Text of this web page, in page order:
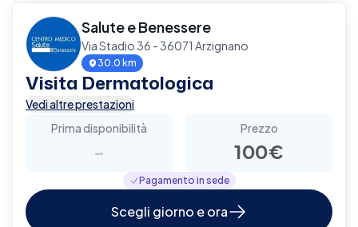
Salute e Benessere
Via Stadio 36 - 36071 Arzignano
30.0 km
Visita Dermatologica
Vedi altre prestazioni
Prima disponibilità
-
Prezzo
100€
Pagamento in sede
Scegli giorno e ora